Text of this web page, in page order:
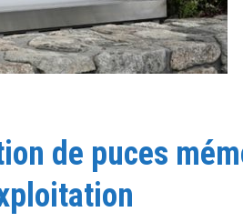
de puces